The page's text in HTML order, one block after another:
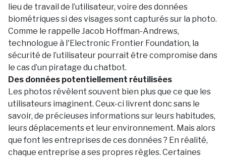
lieu de travail de l’utilisateur, voire des données
biométriques si des visages sont capturés sur la photo.
Comme le rappelle Jacob Hoffman-Andrews,
technologue à l'Electronic Frontier Foundation, la
sécurité de l’utilisateur pourrait être compromise dans
le cas d’un piratage du chatbot.
Des données potentiellement réutilisées
Les photos révèlent souvent bien plus que ce que les
utilisateurs imaginent. Ceux-ci livrent donc sans le
savoir, de précieuses informations sur leurs habitudes,
leurs déplacements et leur environnement. Mais alors
que font les entreprises de ces données ? En réalité,
chaque entreprise a ses propres règles. Certaines